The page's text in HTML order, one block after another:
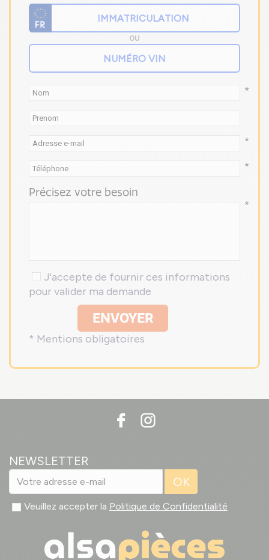
OU
*
*
*
Précisez votre besoin
*
J'accepte de fournir ces informations
pour valider ma demande
ENVOYER
* Mentions obligatoires
NEWSLETTER
OK
Veuillez accepter la Politique de Confidentialité